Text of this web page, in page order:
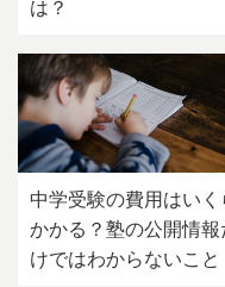
は？
中学受験の費用はいく
かかる？塾の公開情報
けではわからないこと